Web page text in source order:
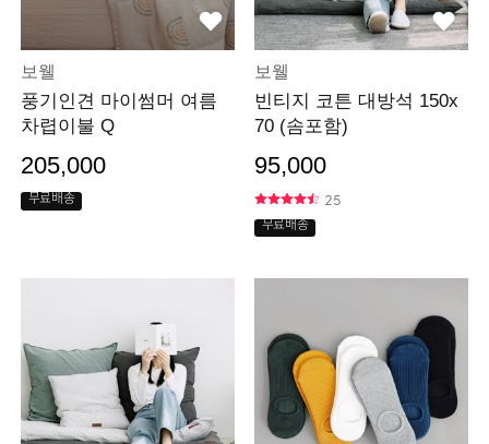
보웰
풍기인견 마이썸머 여름
차렵이불 Q
205,000
무료배송
보웰
빈티지 코튼 대방석 150x
70 (솜포함)
95,000
25
무료배송